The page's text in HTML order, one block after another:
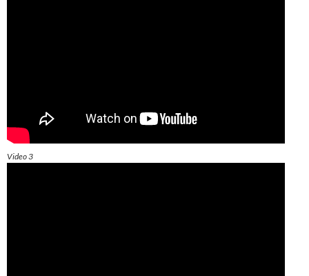
Video 3